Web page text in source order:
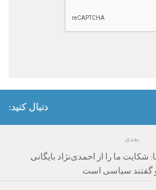
دنبال کنید:
بعدی
شکایت ما را از احمدی‌نژاد بایگانی
گفتند سیاسی است